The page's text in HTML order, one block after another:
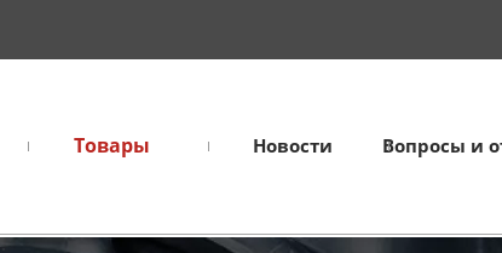
Товары Новости Вопросы и